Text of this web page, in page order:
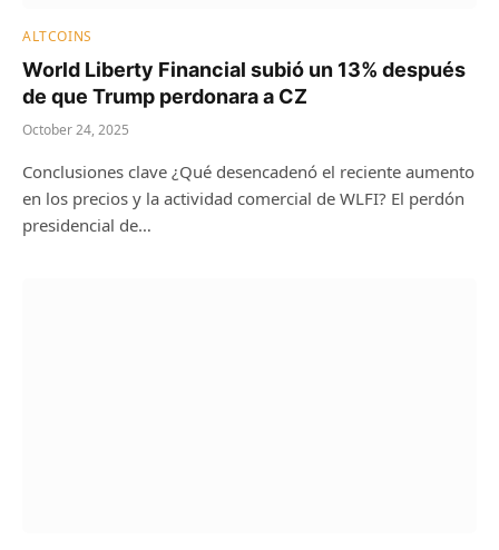
ALTCOINS
World Liberty Financial subió un 13% después
de que Trump perdonara a CZ
October 24, 2025
Conclusiones clave ¿Qué desencadenó el reciente aumento
en los precios y la actividad comercial de WLFI? El perdón
presidencial de…